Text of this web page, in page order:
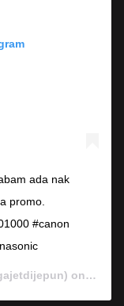
ada nak
promo.
#canon
on Jan 7,